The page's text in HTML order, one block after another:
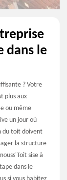
dans le
? Votre
plus aux
ou même
un jour où
du toit doivent
la structure
sise à
dans le